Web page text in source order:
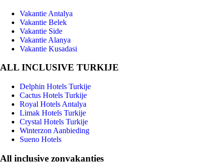
Vakantie Antalya
Vakantie Belek
Vakantie Side
Vakantie Alanya
Vakantie Kusadasi
ALL INCLUSIVE TURKIJE
Delphin Hotels Turkije
Cactus Hotels Turkije
Royal Hotels Antalya
Limak Hotels Turkije
Crystal Hotels Turkije
Winterzon Aanbieding
Sueno Hotels
All inclusive zonvakanties